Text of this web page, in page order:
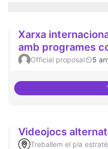
Xarxa
amb programes
Official proposal 5
Videojocs
Treballem el pla